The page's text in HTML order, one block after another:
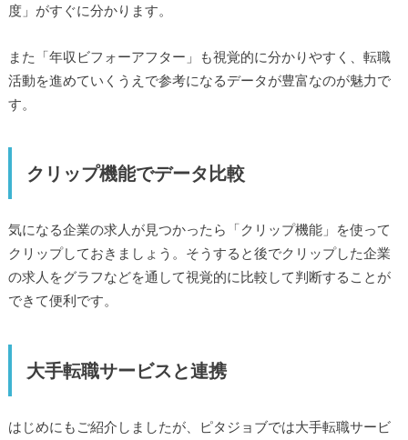
度」がすぐに分かります。
また「年収ビフォーアフター」も視覚的に分かりやすく、転職
活動を進めていくうえで参考になるデータが豊富なのが魅力で
す。
クリップ機能でデータ比較
気になる企業の求人が見つかったら「クリップ機能」を使って
クリップしておきましょう。そうすると後でクリップした企業
の求人をグラフなどを通して視覚的に比較して判断することが
できて便利です。
大手転職サービスと連携
はじめにもご紹介しましたが、ピタジョブでは大手転職サービ